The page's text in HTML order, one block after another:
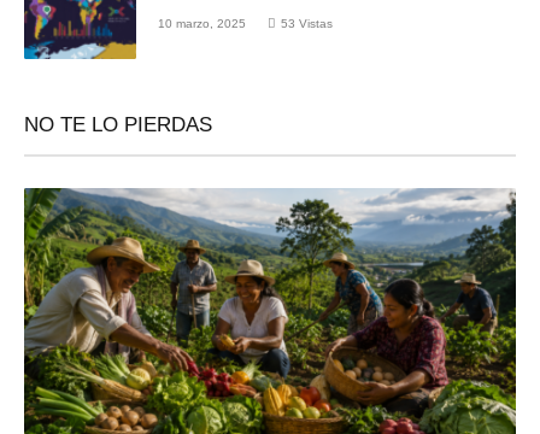
10 marzo, 2025 53 Vistas
NO TE LO PIERDAS